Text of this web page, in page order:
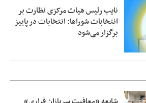
نایب رئیس هیات مرکزی نظارت بر
انتخابات شوراها: انتخابات در پاییز
برگزار می‌شود